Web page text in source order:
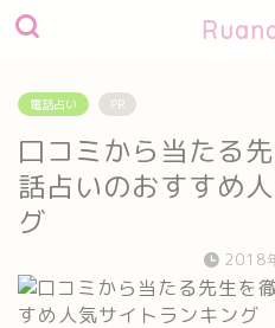
電話占い PR
口コミから当たる
話占いのおすすめ
グ
2018